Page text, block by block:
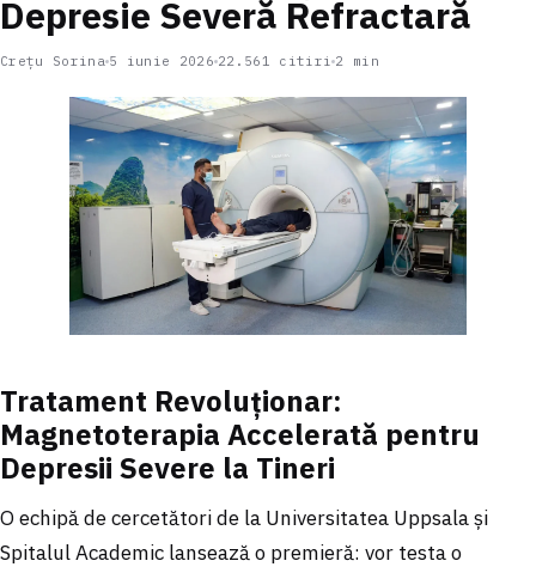
Depresie Severă Refractară
Crețu Sorina 5 iunie 2026 22.561 citiri 2 min
Tratament Revoluționar:
Magnetoterapia Accelerată pentru
Depresii Severe la Tineri
O echipă de cercetători de la Universitatea Uppsala și
Spitalul Academic lansează o premieră: vor testa o